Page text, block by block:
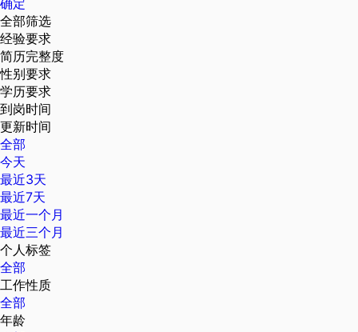
确定
全部筛选
经验要求
简历完整度
性别要求
学历要求
到岗时间
更新时间
全部
今天
最近3天
最近7天
最近一个月
最近三个月
个人标签
全部
工作性质
全部
年龄